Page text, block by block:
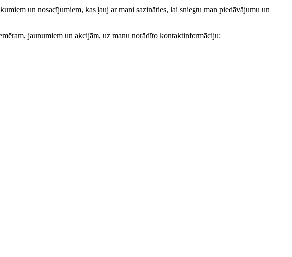
un nosacījumiem, kas ļauj ar mani sazināties, lai sniegtu man piedāvājumu un
jaunumiem un akcijām, uz manu norādīto kontaktinformāciju: